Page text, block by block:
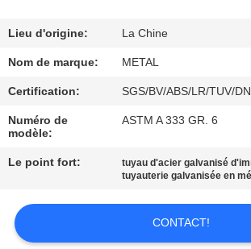
DE
QUALITÉ
CONTACTEZ-
NOUS
NOUVELLES
Lieu d'origine: La Chine
Nom de marque: METAL
Certification: SGS/BV/ABS/LR/TUV/
Numéro de
modèle:
ASTM A 333 GR. 6
Le point fort: tuyau d'acier galvanisé
tuyauterie galvanisée en
CONTACT!